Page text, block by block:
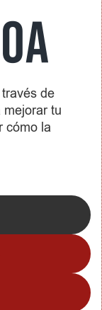
de
tu
cómo la